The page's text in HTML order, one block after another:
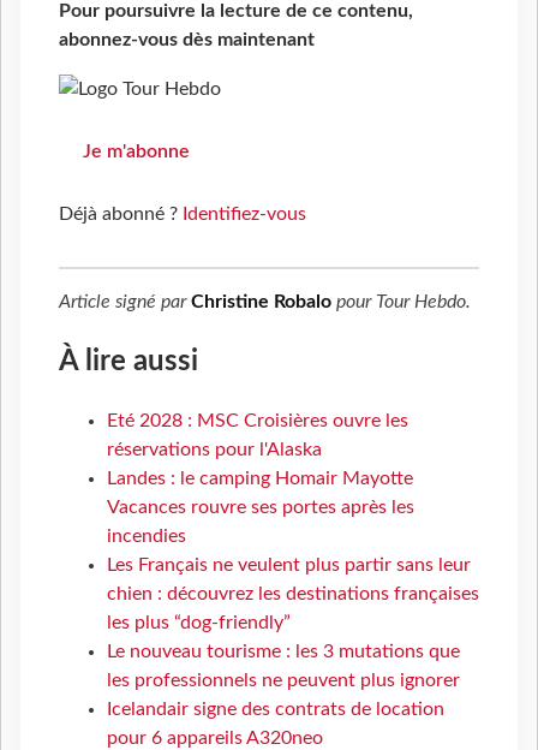
Pour poursuivre la lecture de ce contenu,
abonnez-vous dès maintenant
Je m'abonne
Déjà abonné ? Identifiez-vous
Article signé parChristine Robalo pour Tour Hebdo.
À lire aussi
Eté 2028 : MSC Croisières ouvre les
réservations pour l'Alaska
Landes : le camping Homair Mayotte
Vacances rouvre ses portes après les
incendies
Les Français ne veulent plus partir sans leur
chien : découvrez les destinations françaises
les plus “dog-friendly”
Le nouveau tourisme : les 3 mutations que
les professionnels ne peuvent plus ignorer
Icelandair signe des contrats de location
pour 6 appareils A320neo